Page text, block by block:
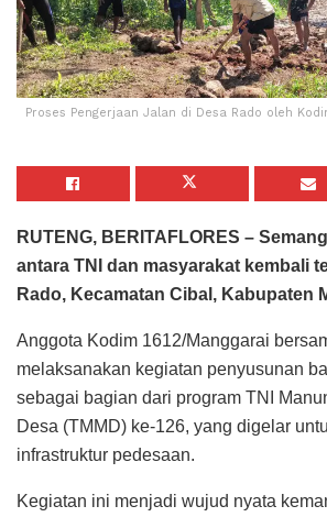
Proses Pengerjaan Jalan di Desa Rado oleh
RUTENG, BERITAFLORES –
antara TNI dan masyarakat kembali
Rado, Kecamatan Cibal, Kabupaten
Anggota Kodim 1612/Manggarai
melaksanakan kegiatan penyusunan
sebagai bagian dari program TNI
Desa (TMMD) ke-126, yang digelar
infrastruktur pedesaan.
Kegiatan ini menjadi wujud nyata